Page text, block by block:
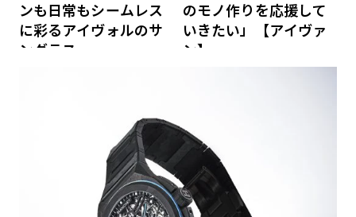
ンも日常もシームレス
に彩るアイヴォルのサ
ングラス
のモノ作りを応援して
いきたい」【アイヴァ
ン】